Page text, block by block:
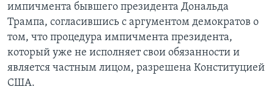
импичмента бывшего президента Дональда
Трампа, согласившись с аргументом демократов о
том, что процедура импичмента президента,
который уже не исполняет свои обязанности и
является частным лицом, разрешена Конституцией
США.